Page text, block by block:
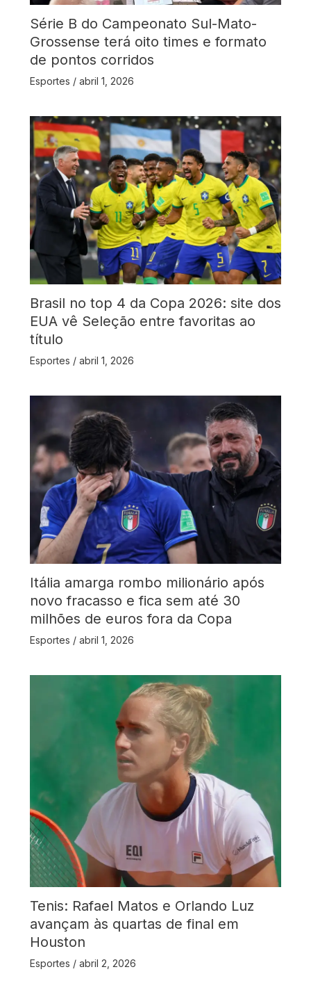
Série B do Campeonato Sul-Mato-
Grossense terá oito times e formato
de pontos corridos
Esportes / abril 1, 2026
Brasil no top 4 da Copa 2026: site dos
EUA vê Seleção entre favoritas ao
título
Esportes / abril 1, 2026
Itália amarga rombo milionário após
novo fracasso e fica sem até 30
milhões de euros fora da Copa
Esportes / abril 1, 2026
Tenis: Rafael Matos e Orlando Luz
avançam às quartas de final em
Houston
Esportes / abril 2, 2026